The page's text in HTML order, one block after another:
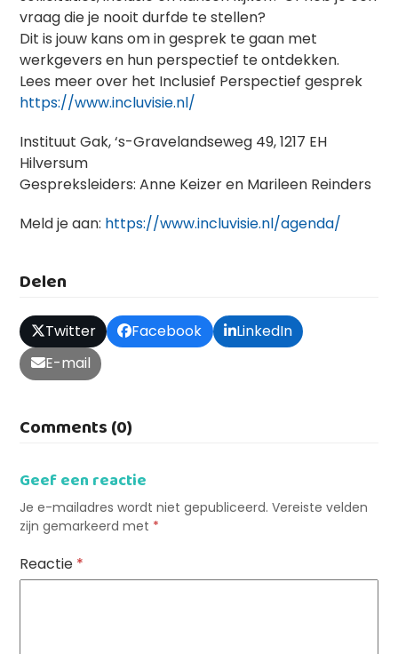
vraag die je nooit durfde te stellen?
Dit is jouw kans om in gesprek te gaan met
werkgevers en hun perspectief te ontdekken.
Lees meer over het Inclusief Perspectief gesprek
https://www.incluvisie.nl/
Instituut Gak, ‘s-Gravelandseweg 49, 1217 EH
Hilversum
Gespreksleiders: Anne Keizer en Marileen Reinders
Meld je aan: https://www.incluvisie.nl/agenda/
Delen
Twitter Facebook
LinkedIn
E-mail
Comments (0)
Geef een reactie
Je e-mailadres wordt niet gepubliceerd. Vereiste velden
zijn gemarkeerd met *
Reactie *